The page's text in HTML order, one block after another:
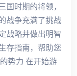
国时期的将领，
战争充满了挑战
战略并做出明智
存指南，帮助您
势力 在开始游